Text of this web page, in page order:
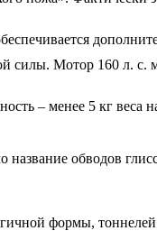
Мотор 160 л. с.
– менее 5 кг веса
обводов
формы, тоннелей